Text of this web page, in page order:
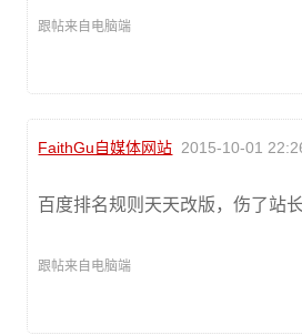
跟帖来自电脑端
FaithGu自媒体网站 2015-10-01
百度排名规则天天改版，伤了站长
跟帖来自电脑端